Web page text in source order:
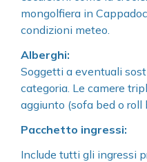
mongolfiera in
condizioni meteo.
Alberghi:
Soggetti a eventuali
categoria. Le camere
aggiunto (sofa bed o roll
Pacchetto ingressi:
Include tutti gli ingressi